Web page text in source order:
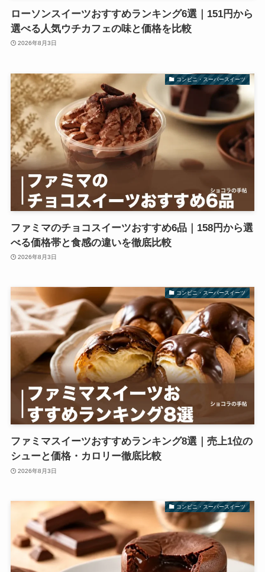
ローソンスイーツおすすめランキング6選｜151円から
選べる人気ウチカフェの味と価格を比較
2026年8月3日
コンビニ・スーパースイーツ
ファミマのチョコスイーツおすすめ6品｜158円から選
べる価格帯と食感の違いを徹底比較
2026年8月3日
コンビニ・スーパースイーツ
ファミマスイーツおすすめランキング8選｜売上1位の
シューと価格・カロリー徹底比較
2026年8月3日
コンビニ・スーパースイーツ